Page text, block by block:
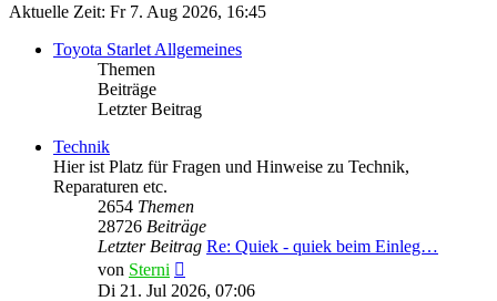
Aktuelle Zeit: Fr 7. Aug 2026, 16:45
Toyota Starlet Allgemeines
Themen
Beiträge
Letzter Beitrag
Technik
Hier ist Platz für Fragen und Hinweise zu Technik,
Reparaturen etc.
2654 Themen
28726 Beiträge
Letzter Beitrag Re: Quiek - quiek beim Einleg…
von Sterni
Beitrag
Di 21. Jul 2026, 07:06